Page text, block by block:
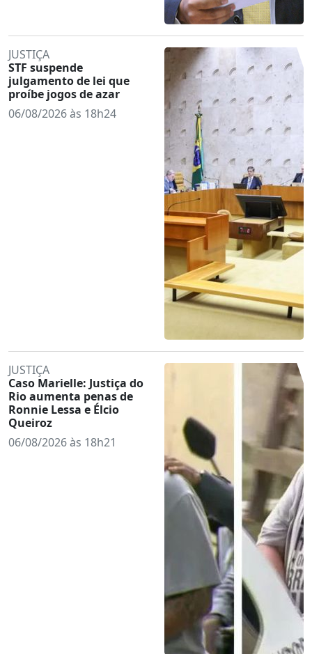
JUSTIÇA
STF suspende
julgamento de lei que
proíbe jogos de azar
06/08/2026 às 18h24
JUSTIÇA
Caso Marielle: Justiça do
Rio aumenta penas de
Ronnie Lessa e Élcio
Queiroz
06/08/2026 às 18h21